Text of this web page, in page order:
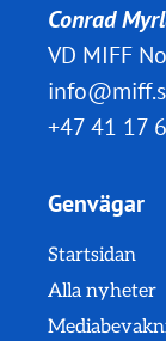
Conrad
VD MIFF
+47 41 17
Genvägar
Startsidan
Alla nyheter